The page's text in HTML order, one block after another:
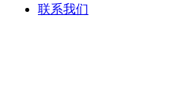
联系我们